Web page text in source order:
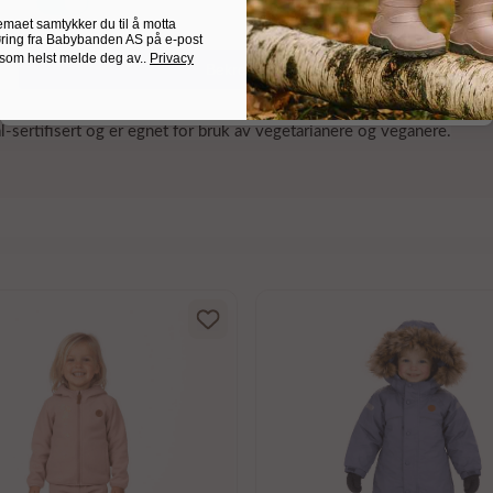
største organ. Det finnes mange hudpleieserier på
skadelige ingredienser. Vi vet at hudirritasjon er knyttet til
Mums 2021 Silver Award-vinnende sjampo og
sertifisert og er egnet for bruk av vegetarianere og veganere.
Bekreft valg
samtykker du til å motta
fra Babybanden AS på e-post
helst melde deg av.. Privacy